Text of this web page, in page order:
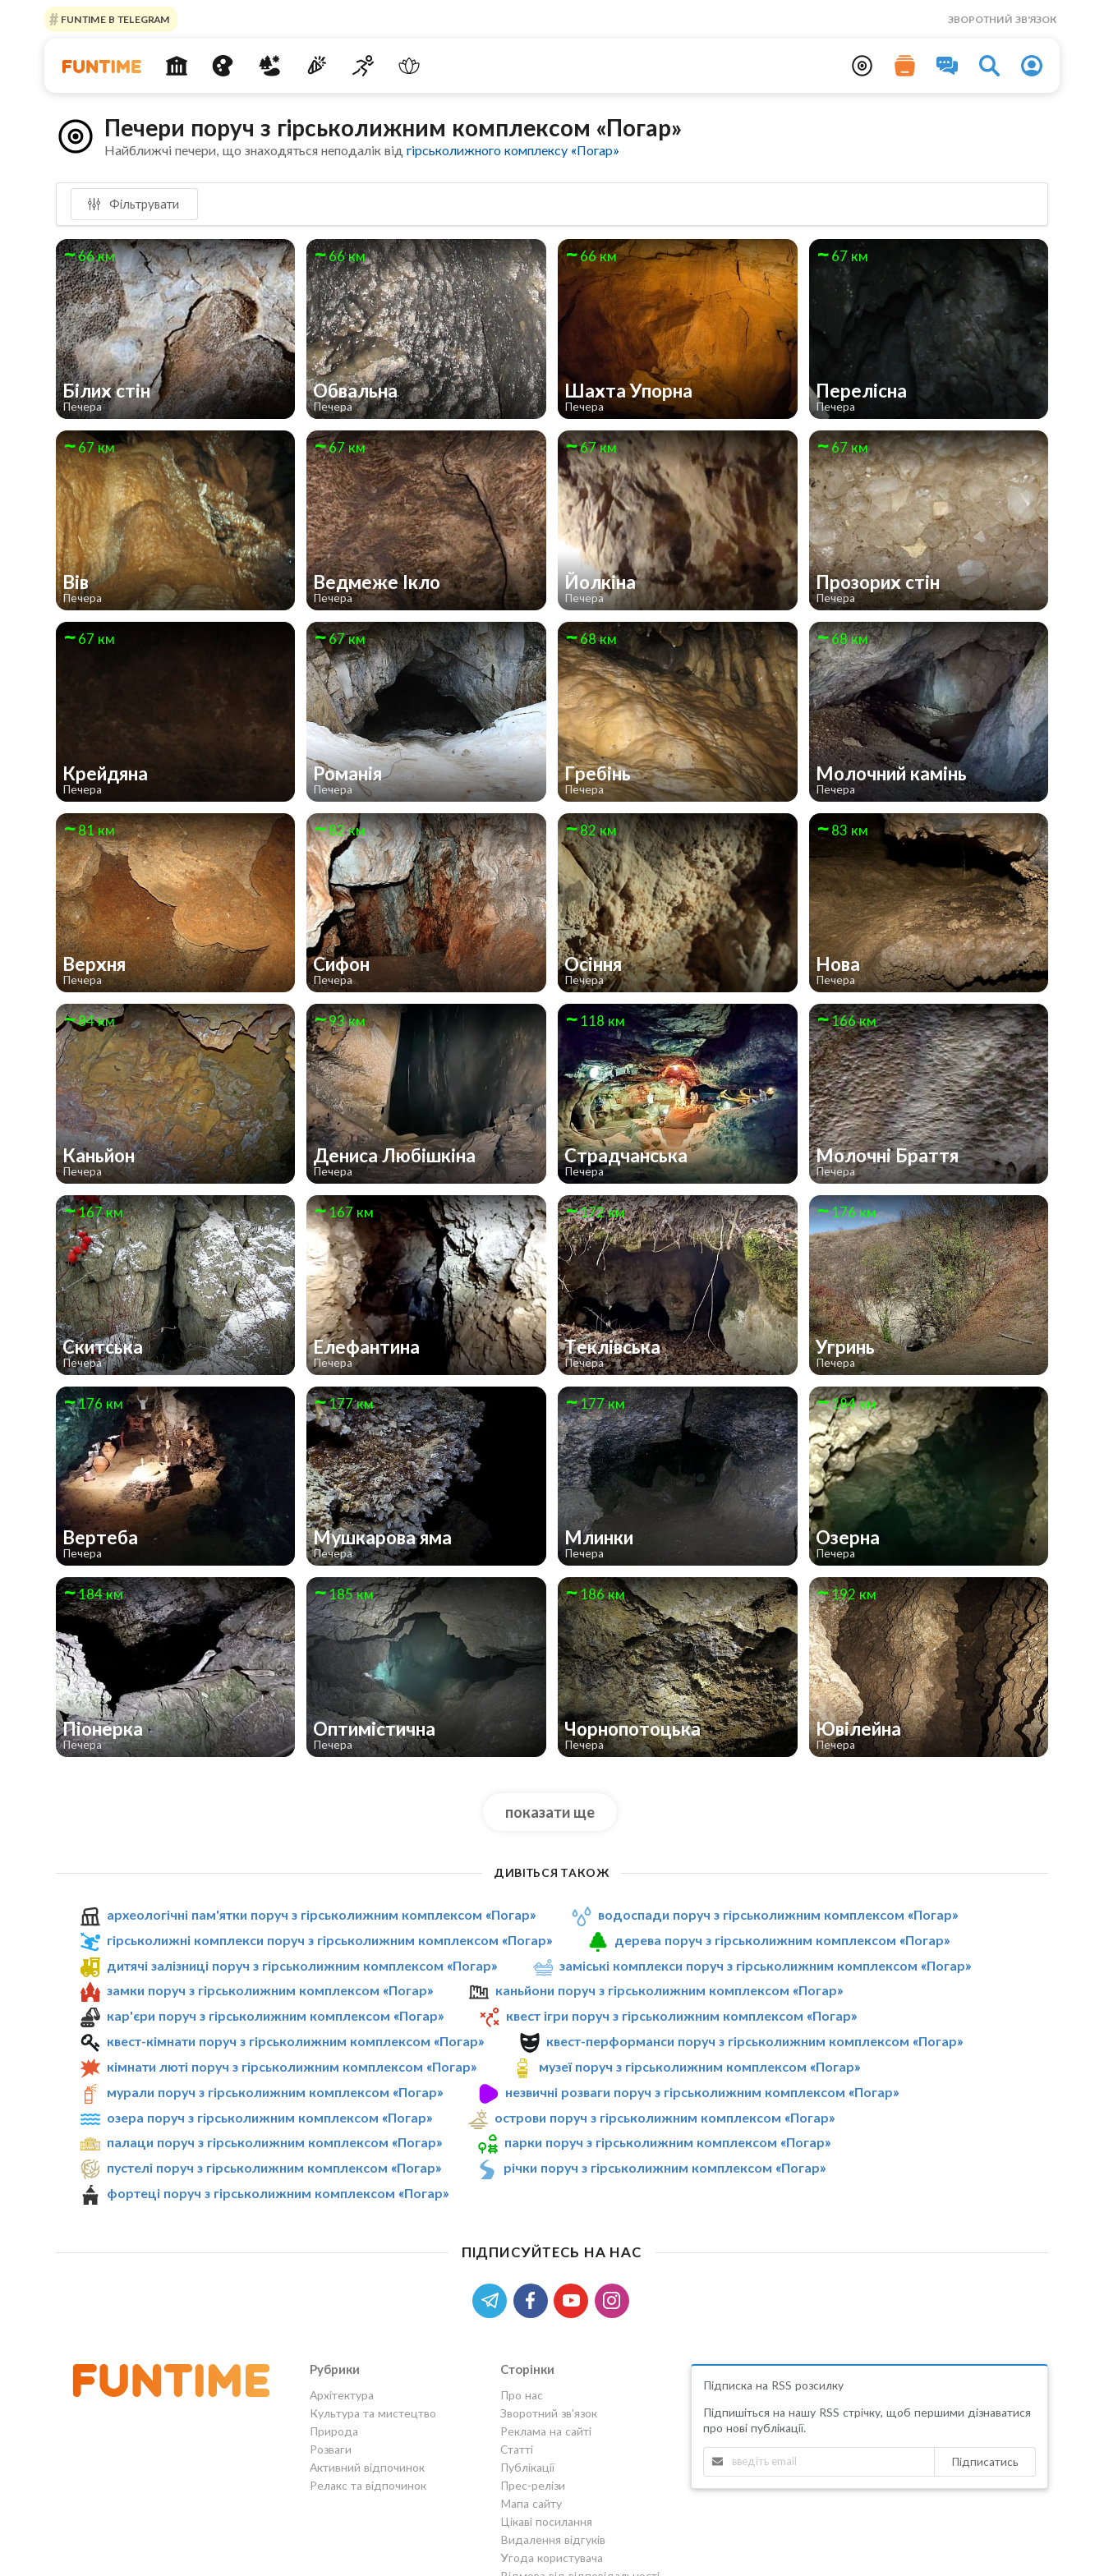
FUNTIME В TELEGRAM ЗВОРОТНИЙ ЗВ'ЯЗОК
Печери поруч з гірськолижним комплексом «Погар»
Найближчі печери, що знаходяться неподалік відгірськолижного комплексу «Погар»
Фільтрувати
66 км
Білих стін
Печера
66 км
Обвальна
Печера
66 км
Шахта Упорна
Печера
67 км
Перелісна
Печера
67 км
Вів
Печера
67 км
Ведмеже Ікло
Печера
67 км
Йолкіна
Печера
67 км
Прозорих стін
Печера
67 км
Крейдяна
Печера
67 км
Романія
Печера
68 км
Гребінь
Печера
68 км
Молочний камінь
Печера
81 км
Верхня
Печера
82 км
Сифон
Печера
82 км
Осіння
Печера
83 км
Нова
Печера
84 км
Каньйон
Печера
93 км
Дениса Любішкіна
Печера
118 км
Страдчанська
Печера
166 км
Молочні Браття
Печера
167 км
Скитська
Печера
167 км
Елефантина
Печера
172 км
Теклівська
Печера
176 км
Угринь
Печера
176 км
Вертеба
Печера
177 км
Мушкарова яма
Печера
177 км
Млинки
Печера
184 км
Озерна
Печера
184 км
Піонерка
Печера
185 км
Оптимістична
Печера
186 км
Чорнопотоцька
Печера
192 км
Ювілейна
Печера
показати ще
ДИВІТЬСЯ ТАКОЖ
археологічні пам'ятки поруч з гірськолижним комплексом «Погар»
водоспади поруч з гірськолижним комплексом «Погар»
гірськолижні комплекси поруч з гірськолижним комплексом «Погар»
дерева поруч з гірськолижним комплексом «Погар»
дитячі залізниці поруч з гірськолижним комплексом «Погар»
заміські комплекси поруч з гірськолижним комплексом «Погар»
замки поруч з гірськолижним комплексом «Погар»
каньйони поруч з гірськолижним комплексом «Погар»
кар'єри поруч з гірськолижним комплексом «Погар»
квест ігри поруч з гірськолижним комплексом «Погар»
квест-кімнати поруч з гірськолижним комплексом «Погар»
квест-перформанси поруч з гірськолижним комплексом «Погар»
кімнати люті поруч з гірськолижним комплексом «Погар»
музеї поруч з гірськолижним комплексом «Погар»
мурали поруч з гірськолижним комплексом «Погар»
незвичні розваги поруч з гірськолижним комплексом «Погар»
озера поруч з гірськолижним комплексом «Погар»
острови поруч з гірськолижним комплексом «Погар»
палаци поруч з гірськолижним комплексом «Погар»
парки поруч з гірськолижним комплексом «Погар»
пустелі поруч з гірськолижним комплексом «Погар»
річки поруч з гірськолижним комплексом «Погар»
фортеці поруч з гірськолижним комплексом «Погар»
ПІДПИСУЙТЕСЬ НА НАС
Рубрики
Архітектура
Культура та мистецтво
Природа
Розваги
Активний відпочинок
Релакс та відпочинок
Сторінки
Про нас
Зворотний зв'язок
Реклама на сайті
Статті
Публікації
Прес-релізи
Мапа сайту
Цікаві посилання
Видалення відгуків
Угода користувача
Підписка на RSS розсилку
Підпишіться на нашу RSS стрічку, щоб першими дізнаватися
про нові публікації.
Підписатись